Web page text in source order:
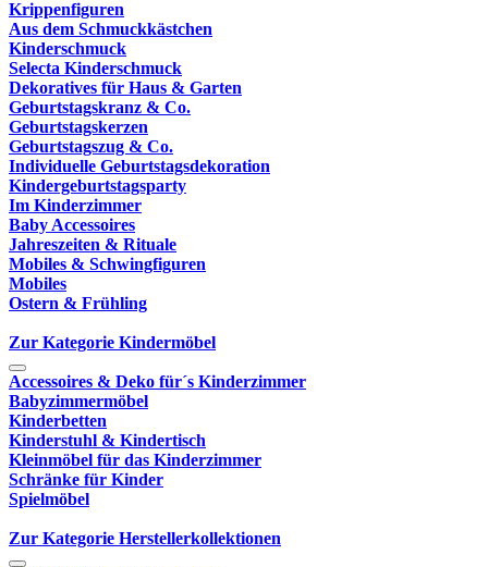
Krippenfiguren
Aus dem Schmuckkästchen
Kinderschmuck
Selecta Kinderschmuck
Dekoratives für Haus & Garten
Geburtstagskranz & Co.
Geburtstagskerzen
Geburtstagszug & Co.
Individuelle Geburtstagsdekoration
Kindergeburtstagsparty
Im Kinderzimmer
Baby Accessoires
Jahreszeiten & Rituale
Mobiles & Schwingfiguren
Mobiles
Ostern & Frühling
Zur Kategorie Kindermöbel
Accessoires & Deko für´s Kinderzimmer
Babyzimmermöbel
Kinderbetten
Kinderstuhl & Kindertisch
Kleinmöbel für das Kinderzimmer
Schränke für Kinder
Spielmöbel
Zur Kategorie Herstellerkollektionen